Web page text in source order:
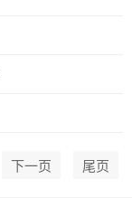
下一页 尾页